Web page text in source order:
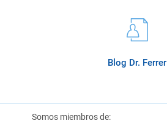
Blog Dr. Ferrer
Somos miembros de: